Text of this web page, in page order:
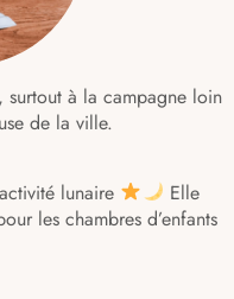
surtout à la campagne loin
de la ville.
lunaire
Elle
les chambres d’enfants